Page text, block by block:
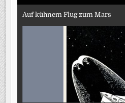
Auf kühnem Flug zum Mars